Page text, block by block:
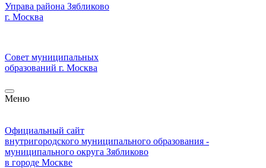
Управа района Зябликово
г. Москва
Совет муниципальных
образований г. Москва
Меню
Официальный сайт
внутригородского муниципального образования -
муниципального округа Зябликово
в городе Москве